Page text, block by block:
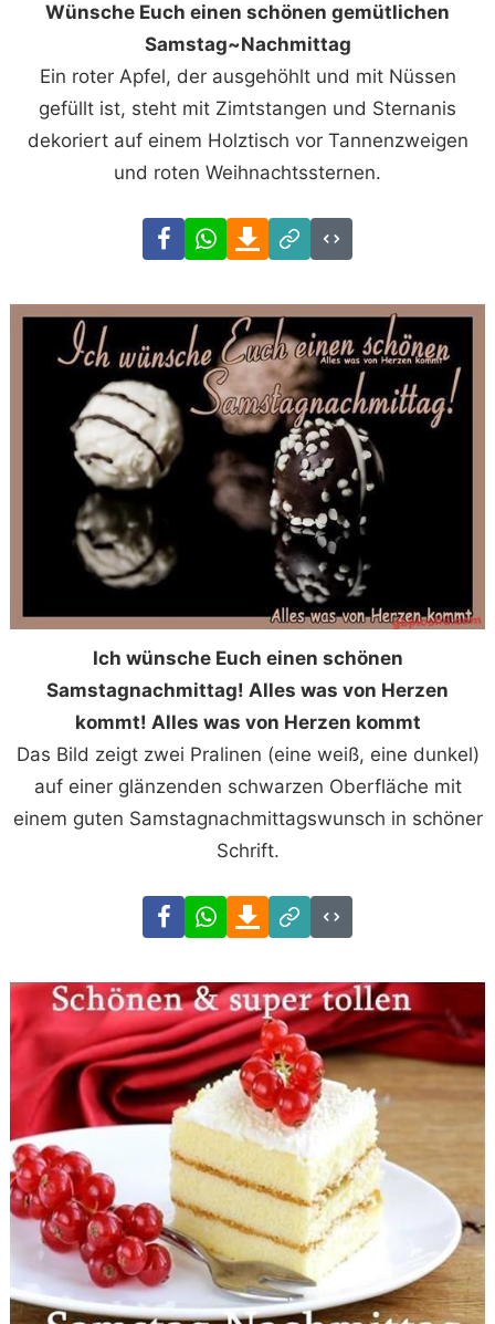
Wünsche Euch einen schönen gemütlichen
Samstag~Nachmittag
Ein roter Apfel, der ausgehöhlt und mit Nüssen
gefüllt ist, steht mit Zimtstangen und Sternanis
dekoriert auf einem Holztisch vor Tannenzweigen
und roten Weihnachtssternen.
FacebookWhatsAppDownload
Link
Code
Ich wünsche Euch einen schönen
Samstagnachmittag! Alles was von Herzen
kommt! Alles was von Herzen kommt
Das Bild zeigt zwei Pralinen (eine weiß, eine dunkel)
auf einer glänzenden schwarzen Oberfläche mit
einem guten Samstagnachmittagswunsch in schöner
Schrift.
FacebookWhatsAppDownload
Link
Code